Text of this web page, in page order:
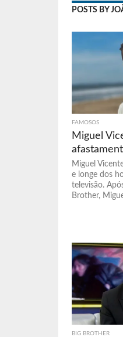
POSTS BY
FAMOSOS
Miguel
Miguel
e longe dos
televisão.
Brother,
BIG BROTHER